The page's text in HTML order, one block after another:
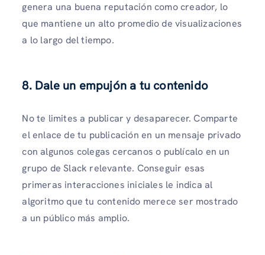
genera una buena reputación como creador, lo
que mantiene un alto promedio de visualizaciones
a lo largo del tiempo.
8. Dale un empujón a tu contenido
No te limites a publicar y desaparecer. Comparte
el enlace de tu publicación en un mensaje privado
con algunos colegas cercanos o publícalo en un
grupo de Slack relevante. Conseguir esas
primeras interacciones iniciales le indica al
algoritmo que tu contenido merece ser mostrado
a un público más amplio.